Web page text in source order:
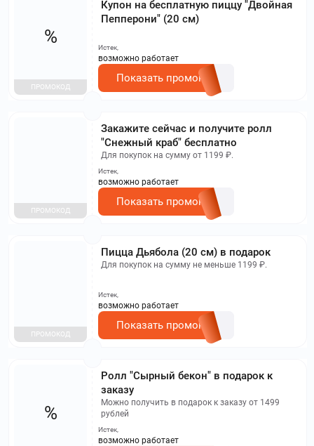
Купон на бесплатную пиццу "Двойная
Пепперони" (20 см)
%
ПРОМОКОД
Истек,
возможно работает
Показать промокод
Закажите сейчас и получите ролл
"Снежный краб" бесплатно
Для покупок на сумму от 1199 ₽.
ПРОМОКОД
Истек,
возможно работает
Показать промокод
Пицца Дьябола (20 см) в подарок
Для покупок на сумму не меньше 1199 ₽.
ПРОМОКОД
Истек,
возможно работает
Показать промокод
Ролл "Сырный бекон" в подарок к
заказу
Можно получить в подарок к заказу от 1499
рублей
%
Истек,
возможно работает